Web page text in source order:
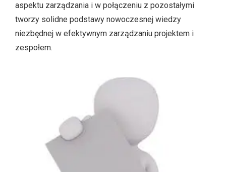
aspektu zarządzania i w połączeniu z pozostałymi
tworzy solidne podstawy nowoczesnej wiedzy
niezbędnej w efektywnym zarządzaniu projektem i
zespołem.